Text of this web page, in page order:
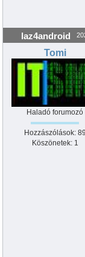
laz4android
Tomi
Haladó forumozó
Hozzászólások: 89
Köszönetek: 1